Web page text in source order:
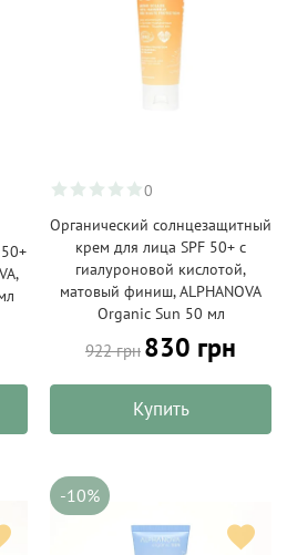
0
Органический солнцезащитный
крем для лица SPF 50+ с
гиалуроновой кислотой,
матовый финиш, ALPHANOVA
Organic Sun 50 мл
922 грн 830 грн
Купить
-10%